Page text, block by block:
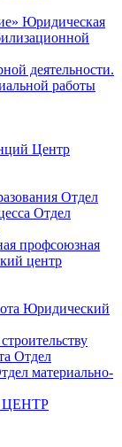
Юридическая
деятельности.
работы
Центр
Отдел
Отдел
профсоюзная
центр
Юридический
Отдел
материально-